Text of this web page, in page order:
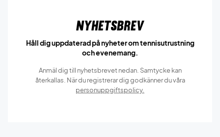
Nyhetsbrev
Håll dig uppdaterad på nyheter om tennisutrustning
och evenemang.
Anmäl dig till nyhetsbrevet nedan. Samtycke kan
återkallas. När du registrerar dig godkänner du våra
personuppgiftspolicy.